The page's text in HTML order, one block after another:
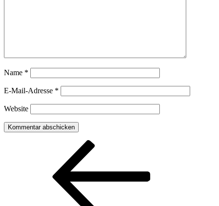
Name *
E-Mail-Adresse *
Website
Beitragsnavigation